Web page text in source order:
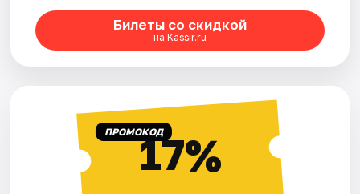
Билеты со скидкой
на Kassir.ru
ПРОМОКОД17%